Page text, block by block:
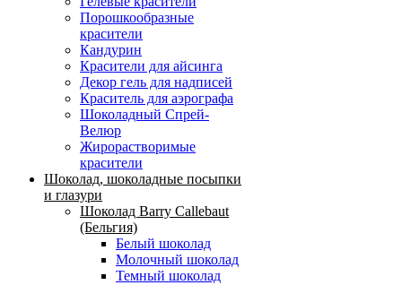
Порошкообразные
красители
Кандурин
Красители для айсинга
Декор гель для надписей
Краситель для аэрографа
Шоколадный Спрей-
Велюр
Жирорастворимые
красители
Шоколад, шоколадные посыпки
и глазури
Шоколад Barry Callebaut
(Бельгия)
Белый шоколад
Молочный шоколад
Темный шоколад